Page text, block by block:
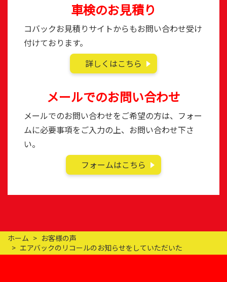
車検のお見積り
コバックお見積りサイトからもお問い合わせ受け
付けております。
詳しくはこちら
メールでのお問い合わせ
メールでのお問い合わせをご希望の方は、フォー
ムに必要事項をご入力の上、お問い合わせ下さ
い。
フォームはこちら
ホーム
お客様の声
エアバックのリコールのお知らせをしていただいた